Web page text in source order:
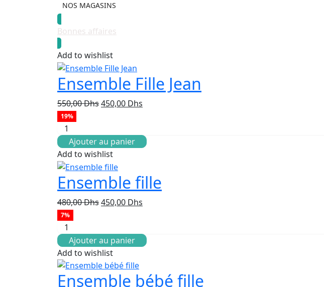
NOS MAGASINS
Bonnes affaires
Add to wishlist
Ensemble Fille Jean
550,00DhsLe
était :
550,00 Dhs.
450,00 Dhs
est :
450,00 Dhs.
19%
Ajouter au panier
Add to wishlist
Ensemble fille
480,00DhsLe
était :
480,00 Dhs.
450,00 Dhs
est :
450,00 Dhs.
7%
Ajouter au panier
Add to wishlist
Ensemble bébé fille